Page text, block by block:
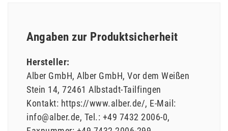
Angaben zur Produktsicherheit
Hersteller:
Alber GmbH Alber GmbH Vor dem Weißen
Stein 14 72461 Albstadt-Tailfingen
Kontakt: https://www.alber.de/ E-Mail:
info@alber.de Tel.: +49 7432 2006-0